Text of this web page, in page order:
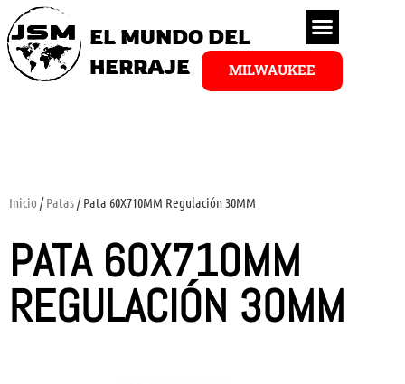
EL MUNDO DEL
HERRAJE
MILWAUKEE
Inicio /Patas/ Pata 60X710MM Regulación 30MM
PATA 60X710MM
REGULACIÓN 30MM